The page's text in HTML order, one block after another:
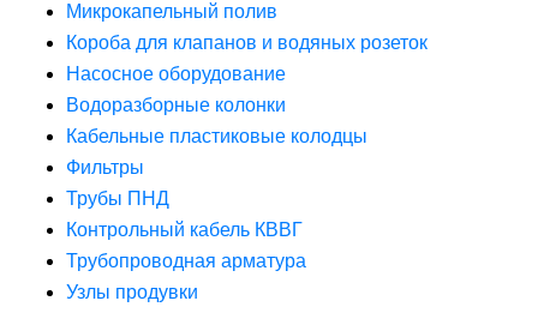
Микрокапельный полив
Короба для клапанов и водяных розеток
Насосное оборудование
Водоразборные колонки
Кабельные пластиковые колодцы
Фильтры
Трубы ПНД
Контрольный кабель КВВГ
Трубопроводная арматура
Узлы продувки